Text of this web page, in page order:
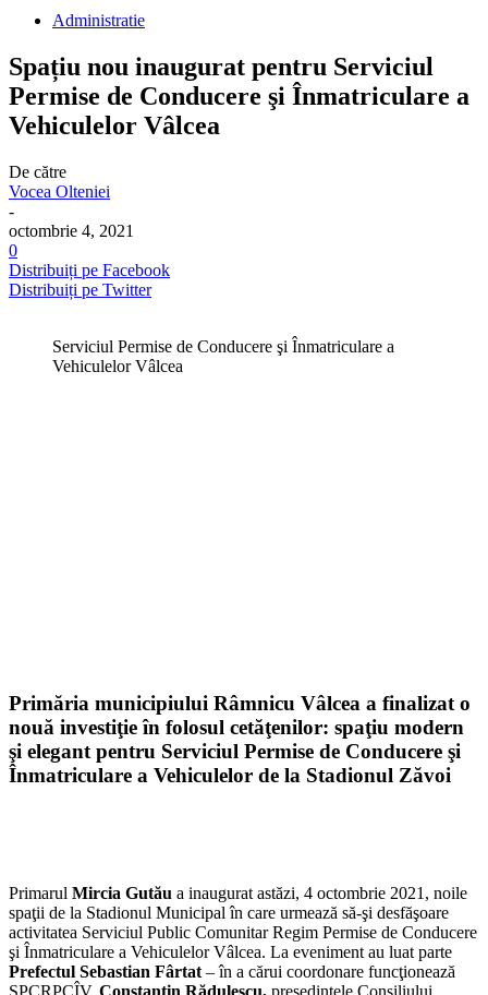
Administratie
Spațiu nou inaugurat pentru Serviciul
Permise de Conducere şi Înmatriculare a
Vehiculelor Vâlcea
De către
Vocea Olteniei
-
octombrie 4, 2021
0
Distribuiți pe Facebook
Distribuiți pe Twitter
Serviciul Permise de Conducere şi Înmatriculare a
Vehiculelor Vâlcea
Primăria municipiului Râmnicu Vâlcea a finalizat o
nouă investiţie în folosul cetăţenilor: spaţiu modern
şi elegant pentru Serviciul Permise de Conducere şi
Înmatriculare a Vehiculelor de la Stadionul Zăvoi
Primarul Mircia Gutău a inaugurat astăzi, 4 octombrie 2021, noile
spaţii de la Stadionul Municipal în care urmează să-şi desfăşoare
activitatea Serviciul Public Comunitar Regim Permise de Conducere
şi Înmatriculare a Vehiculelor Vâlcea. La eveniment au luat parte
Prefectul Sebastian Fârtat – în a cărui coordonare funcţionează